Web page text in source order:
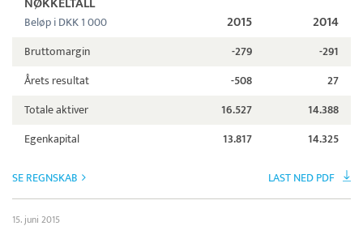
Beløp i DKK 1 000 2015 2014
Bruttomargin -279
-291
Årets resultat
-508
27
Totale aktiver
16.527
14.388
Egenkapital
13.817 14.325
SE REGNSKAB LAST NED PDF
15. juni 2015